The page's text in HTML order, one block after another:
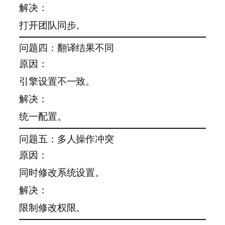
解决：
打开团队同步。
问题四：翻译结果不同
原因：
引擎设置不一致。
解决：
统一配置。
问题五：多人操作冲突
原因：
同时修改系统设置。
解决：
限制修改权限。